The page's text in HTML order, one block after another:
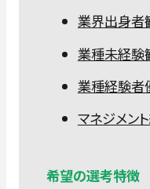
業界出身者
業種未経験
業種経験者
マネジメン
希望の選考特徴